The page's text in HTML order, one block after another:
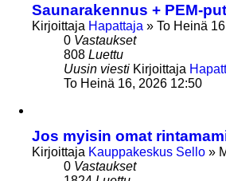
Saunarakennus + PEM-
Kirjoittaja Hapattaja » To Heinä
0 Vastaukset
808 Luettu
Uusin viesti Kirjoittaja
To Heinä 16, 2026 12:50
Jos myisin omat
Kirjoittaja Kauppakeskus Sello »
0 Vastaukset